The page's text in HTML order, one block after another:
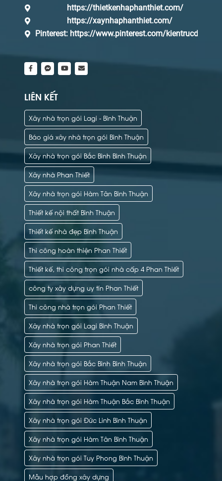
https://thietkenhaphanthiet.com/
https://xaynhaphanthiet.com/
Pinterest: https://www.pinterest.com/kientrucdaq/
LIÊN KẾT
Xây nhà trọn gói Lagi - Bình Thuận
Báo giá xây nhà trọn gói Bình Thuận
Xây nhà trọn gói Bắc Bình Bình Thuận
Xây nhà Phan Thiết
Xây nhà trọn gói Hàm Tân Bình Thuận
Thiết kế nội thất Bình Thuận
Thiết kế nhà đẹp Bình Thuận
Thi công hoàn thiện Phan Thiết
Thiết kế, thi công trọn gói nhà cấp 4 Phan Thiết
công ty xây dựng uy tín Phan Thiết
Thi công nhà trọn gói Phan Thiết
Xây nhà trọn gói Lagi Bình Thuận
Xây nhà trọn gói Phan Thiết
Xây nhà trọn gói Bắc Bình Bình Thuận
Xây nhà trọn gói Hàm Thuận Nam Bình Thuận
Xây nhà trọn gói Hàm Thuận Bắc Bình Thuận
Xây nhà trọn gói Đức Linh Bình Thuận
Xây nhà trọn gói Hàm Tân Bình Thuận
Xây nhà trọn gói Tuy Phong Bình Thuận
Mẫu hợp đồng xây dựng